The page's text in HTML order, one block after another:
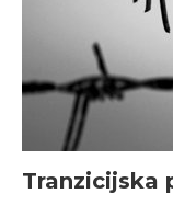
Tranzicijska